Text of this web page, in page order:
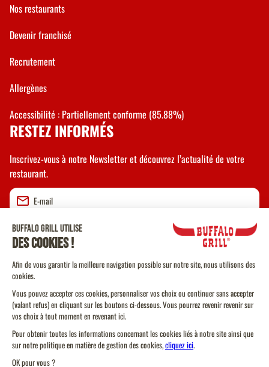
Nos restaurants
Devenir franchisé
Recrutement
Allergènes
Accessibilité : Partiellement conforme (85.88%)
RESTEZ INFORMÉS
Inscrivez-vous à notre Newsletter et découvrez l’actualité de votre
restaurant.
Valider
CGU
CGV Vente à emporter
CGU Programme de Fidélité
Politique Cookies